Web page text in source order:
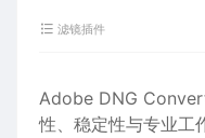
滤镜插件
Adobe DNG
性、稳定性与专业工